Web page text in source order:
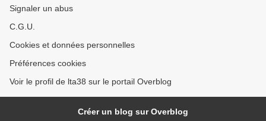
Signaler un abus
C.G.U.
Cookies et données personnelles
Préférences cookies
Voir le profil de lta38 sur le portail Overblog
Créer un blog sur Overblog